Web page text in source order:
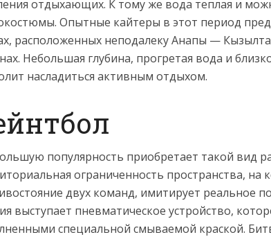
отдыхающих. К тому же вода теплая и
Опытные кайтеры в этот период
расположенных неподалеку Анапы —
Небольшая глубина, прогретая вода и
насладиться активным отдыхом.
популярность приобретает такой вид
ограниченность пространства, на
двух команд, имитирует реальное
выступает пневматическое устройство,
специальной смываемой краской.